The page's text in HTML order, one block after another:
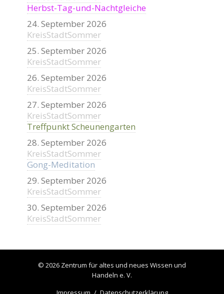
Herbst-Tag-und-Nachtgleiche
24. September 2026
KreisStadtSommer
25. September 2026
KreisStadtSommer
26. September 2026
KreisStadtSommer
27. September 2026
KreisStadtSommer
Treffpunkt Scheunengarten
28. September 2026
KreisStadtSommer
Gong-Meditation
29. September 2026
KreisStadtSommer
30. September 2026
KreisStadtSommer
© 2026 Zentrum für altes und neues Wissen und
Handeln e. V.